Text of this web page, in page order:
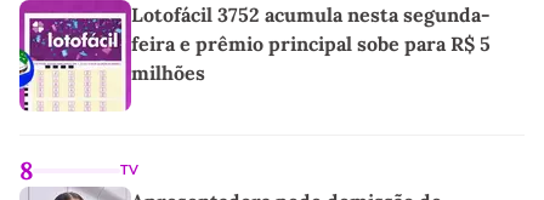
Lotofácil 3752 acumula nesta segunda-
feira e prêmio principal sobe para R$ 5
milhões
8 TV